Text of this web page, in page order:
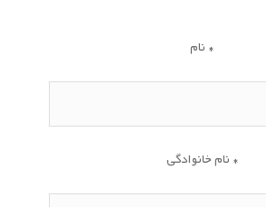
نام *
نام خانوادگی *